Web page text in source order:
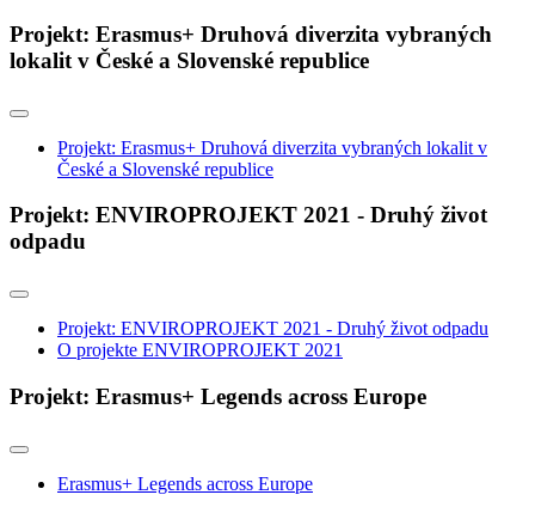
Projekt: Erasmus+ Druhová diverzita vybraných
lokalit v České a Slovenské republice
Projekt: Erasmus+ Druhová diverzita vybraných lokalit v
České a Slovenské republice
Projekt: ENVIROPROJEKT 2021 - Druhý život
odpadu
Projekt: ENVIROPROJEKT 2021 - Druhý život odpadu
O projekte ENVIROPROJEKT 2021
Projekt: Erasmus+ Legends across Europe
Erasmus+ Legends across Europe